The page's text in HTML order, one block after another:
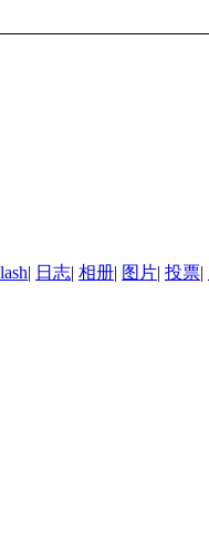
| 日志| 相册| 图片| 投票|